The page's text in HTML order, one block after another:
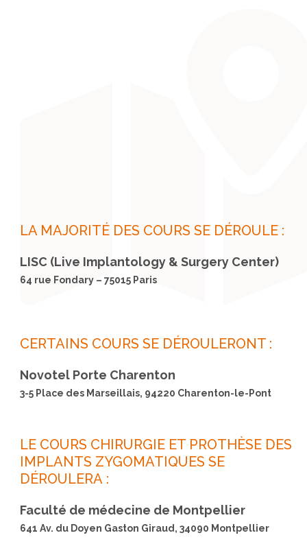
LA MAJORITÉ DES COURS SE DÉROULE :
LISC (Live Implantology & Surgery Center)
64 rue Fondary – 75015 Paris
CERTAINS COURS SE DÉROULERONT :
Novotel Porte Charenton
3-5 Place des Marseillais, 94220 Charenton-le-Pont
LE COURS CHIRURGIE ET PROTHÈSE DES
IMPLANTS ZYGOMATIQUES SE
DÉROULERA :
Faculté de médecine de Montpellier
641 Av. du Doyen Gaston Giraud, 34090 Montpellier